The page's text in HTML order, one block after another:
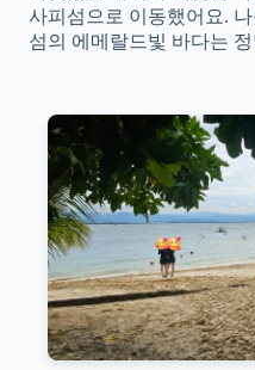
사피섬으로 이동했어요.
섬의 에메랄드빛 바다는